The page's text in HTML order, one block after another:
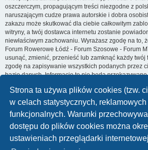
Strona ta używa plików cookies (tzw.
w celach statystycznych, reklamowych
funkcjonalnych. Warunki
dostępu do plików cookies można
ustawieniach przeglądarki
oszczerczym, propagującym treści niezgodne z
naruszającym cudze prawa autorskie i dobra
zakazu może skutkować dla ciebie całkowitym
witryny, a twój dostawca internetu zostanie
niewłaściwym zachowaniu. Wyrażasz zgodę na to,
Forum Rowerowe Łódź - Forum Szosowe - Forum
usunąć, zmienić, przenieść lub zamknąć każdy twój
zgodę na zapisywanie wszystkich podanych przez
bazie danych. Informacje te nie będą
ale ani „Forum Bike Łódź - Forum Rowerowe Łódź
MTB”, ani phpBB nie ponosi odpowiedzialności za
podczas których może dojść do kradzieży danych.
Forum Bike Łódź - Forum Rowerowe Łódź - Forum Szosowe - Forum MTB Strona Główna
Linki partnerskie: strony www lodz Fotografia Analogowa